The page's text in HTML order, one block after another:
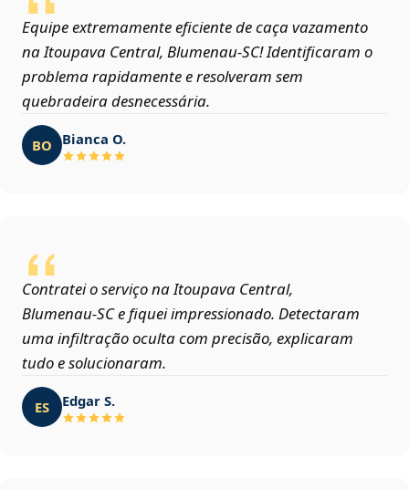
Equipe extremamente eficiente de caça vazamento
na Itoupava Central, Blumenau‑SC! Identificaram o
problema rapidamente e resolveram sem
quebradeira desnecessária.
BO Bianca O.
Contratei o serviço na Itoupava Central,
Blumenau‑SC e fiquei impressionado. Detectaram
uma infiltração oculta com precisão, explicaram
tudo e solucionaram.
ES Edgar S.